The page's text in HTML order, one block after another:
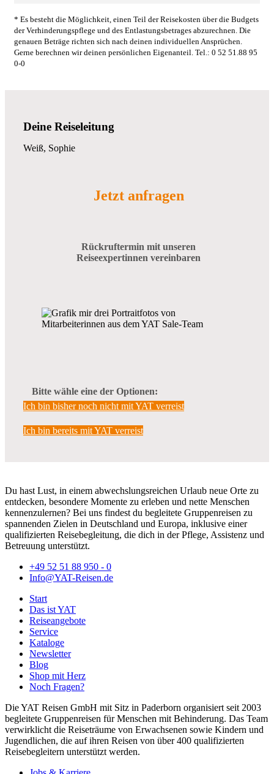
* Es besteht die Möglichkeit, einen Teil der Reisekosten über die Budgets
der Verhinderungspflege und des Entlastungsbetrages abzurechnen. Die
genauen Beträge richten sich nach deinen individuellen Ansprüchen.
Gerne berechnen wir deinen persönlichen Eigenanteil. Tel.: 0 52 51.88 95
0-0
Deine Reiseleitung
Weiß, Sophie
Jetzt anfragen
Rückruftermin mit unseren
Reiseexpertinnen vereinbaren
Bitte wähle eine der Optionen:
Ich bin bisher noch nicht mit YAT verreist
Ich bin bereits mit YAT verreist
Du hast Lust, in einem abwechslungsreichen Urlaub neue Orte zu
entdecken, besondere Momente zu erleben und nette Menschen
kennenzulernen? Bei uns findest du begleitete Gruppenreisen zu
spannenden Zielen in Deutschland und Europa, inklusive einer
qualifizierten Reisebegleitung, die dich in der Pflege, Assistenz und
Betreuung unterstützt.
+49 52 51 88 950 - 0
Info@YAT-Reisen.de
Start
Das ist YAT
Reiseangebote
Service
Kataloge
Newsletter
Blog
Shop mit Herz
Noch Fragen?
Die YAT Reisen GmbH mit Sitz in Paderborn organisiert seit 2003
begleitete Gruppenreisen für Menschen mit Behinderung. Das Team
verwirklicht die Reiseträume von Erwachsenen sowie Kindern und
Jugendlichen, die auf ihren Reisen von über 400 qualifizierten
Reisebegleitern unterstützt werden.